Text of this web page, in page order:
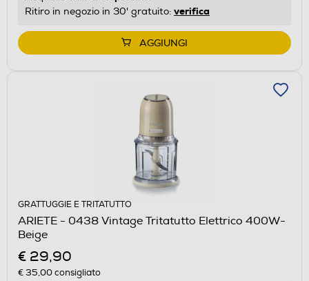
Ritiro in negozio in 30' gratuito: verifica
AGGIUNGI
GRATTUGGIE E TRITATUTTO
ARIETE - 0438 Vintage Tritatutto Elettrico 400W-
Beige
€ 29,90
€ 35,00consigliato